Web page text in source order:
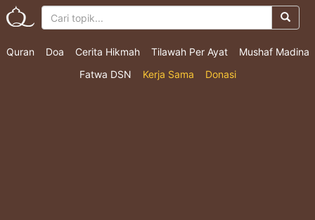
Quran Doa Cerita Hikmah Tilawah Per Ayat
Mushaf Madina
Fatwa DSN
Kerja Sama Donasi